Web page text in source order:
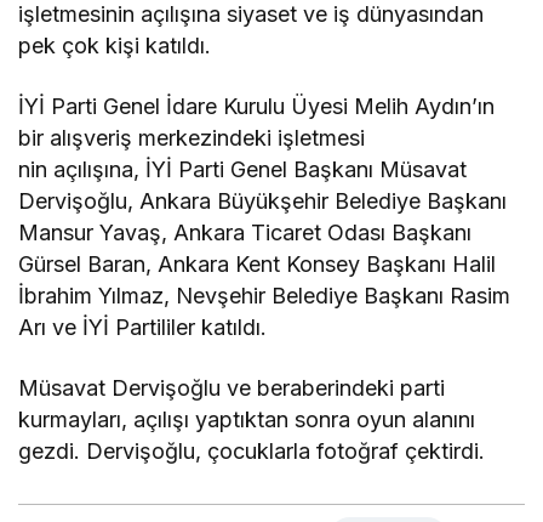
işletmesinin açılışına siyaset ve iş dünyasından
pek çok kişi katıldı.
İYİ Parti Genel İdare Kurulu Üyesi Melih Aydın’ın
bir alışveriş merkezindeki işletmesi
nin açılışına, İYİ Parti Genel Başkanı Müsavat
Dervişoğlu, Ankara Büyükşehir Belediye Başkanı
Mansur Yavaş, Ankara Ticaret Odası Başkanı
Gürsel Baran, Ankara Kent Konsey Başkanı Halil
İbrahim Yılmaz, Nevşehir Belediye Başkanı Rasim
Arı ve İYİ Partililer katıldı.
Müsavat Dervişoğlu ve beraberindeki parti
kurmayları, açılışı yaptıktan sonra oyun alanını
gezdi. Dervişoğlu, çocuklarla fotoğraf çektirdi.